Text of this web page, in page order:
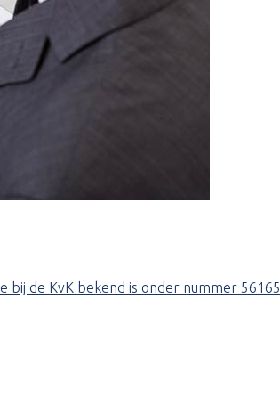
bij de KvK bekend is onder nummer